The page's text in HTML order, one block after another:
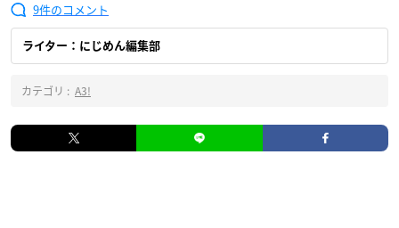
9
ライター：にじめん編集部
カテゴリ : A3!